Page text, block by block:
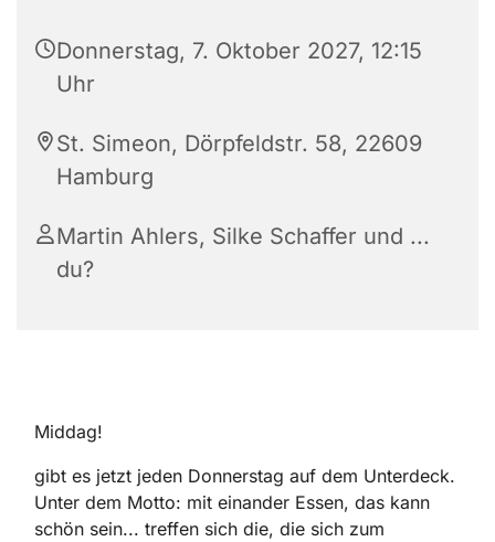
Donnerstag, 7. Oktober 2027, 12:15
Uhr
St. Simeon, Dörpfeldstr. 58, 22609
Hamburg
Martin Ahlers, Silke Schaffer und ...
du?
Middag!
gibt es jetzt jeden Donnerstag auf dem Unterdeck.
Unter dem Motto: mit einander Essen, das kann
schön sein... treffen sich die, die sich zum